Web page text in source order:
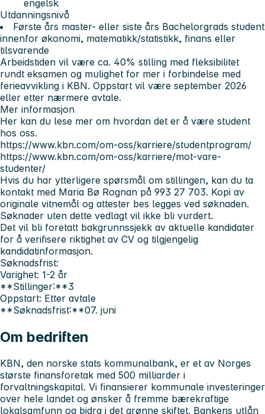
engelsk
Utdanningsnivå
Første års master- eller siste års Bachelorgrads student
innenfor økonomi, matematikk/statistikk, finans eller
tilsvarende
Arbeidstiden vil være ca. 40% stilling med fleksibilitet
rundt eksamen og mulighet for mer i forbindelse med
ferieavvikling i KBN. Oppstart vil være september 2026
eller etter nærmere avtale.
Mer informasjon
Her kan du lese mer om hvordan det er å være student
hos oss.
https://www.kbn.com/om-oss/karriere/studentprogram/
https://www.kbn.com/om-oss/karriere/mot-vare-
studenter/
Hvis du har ytterligere spørsmål om stillingen, kan du ta
kontakt med Maria Bø Rognan på 993 27 703. Kopi av
originale vitnemål og attester bes legges ved søknaden.
Søknader uten dette vedlagt vil ikke bli vurdert.
Det vil bli foretatt bakgrunnssjekk av aktuelle kandidater
for å verifisere riktighet av CV og tilgjengelig
kandidatinformasjon.
Søknadsfrist:
Varighet: 1-2 år
**Stillinger:**3
Oppstart: Etter avtale
**Søknadsfrist:**07. juni
Om bedriften
KBN, den norske stats kommunalbank, er et av Norges
største finansforetak med 500 milliarder i
forvaltningskapital. Vi finansierer kommunale investeringer
over hele landet og ønsker å fremme bærekraftige
lokalsamfunn og bidra i det grønne skiftet. Bankens utlån